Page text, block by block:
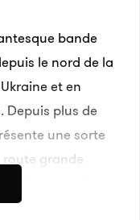
bande
le nord de la
et en
Depuis plus de
une sorte
grande
l’histoire. À
steppe est un lieu